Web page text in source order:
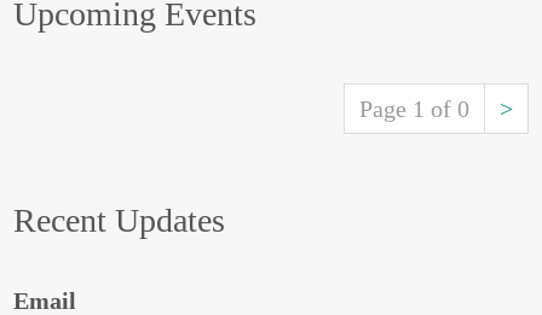
Upcoming Events
Page 1 of 0 >
Recent Updates
Email